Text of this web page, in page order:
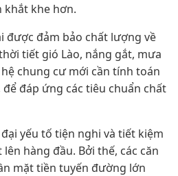
khắt khe hơn.
được đảm bảo chất lượng về
tiết gió Lào, nắng gắt, mưa
chung cư mới cần tính toán
đáp ứng các tiêu chuẩn chất
yếu tố tiện nghi và tiết kiệm
hàng đầu. Bởi thế, các căn
mặt tiền tuyến đường lớn